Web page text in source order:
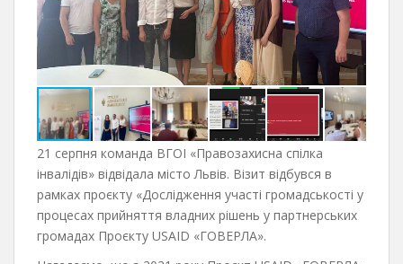
21 серпня команда ВГОІ «Правозахисна спілка
інвалідів» відвідала місто Львів. Візит відбувся в
рамках проєкту «Дослідження участі громадськості у
процесах прийняття владних рішень у партнерських
громадах Проєкту USAID «ГОВЕРЛА».